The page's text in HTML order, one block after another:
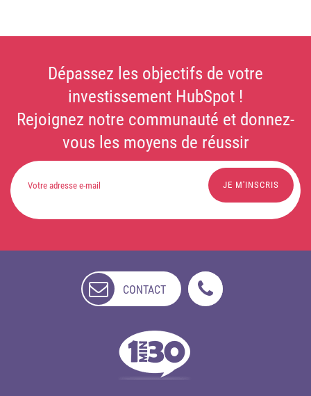
Dépassez les objectifs de votre
investissement HubSpot !
Rejoignez notre communauté et donnez-
vous les moyens de réussir
CONTACT
DISPONIBLE